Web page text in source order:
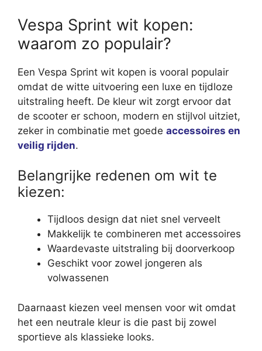
Vespa Sprint wit kopen:
waarom zo populair?
Een Vespa Sprint wit kopen is vooral populair
omdat de witte uitvoering een luxe en tijdloze
uitstraling heeft. De kleur wit zorgt ervoor dat
de scooter er schoon, modern en stijlvol uitziet,
zeker in combinatie met goede accessoires en
veilig rijden.
Belangrijke redenen om wit te
kiezen:
Tijdloos design dat niet snel verveelt
Makkelijk te combineren met accessoires
Waardevaste uitstraling bij doorverkoop
Geschikt voor zowel jongeren als
volwassenen
Daarnaast kiezen veel mensen voor wit omdat
het een neutrale kleur is die past bij zowel
sportieve als klassieke looks.